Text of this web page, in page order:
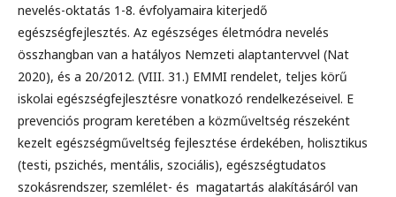
nevelés-oktatás 1-8. évfolyamaira kiterjedő
egészségfejlesztés. Az egészséges életmódra nevelés
összhangban van a hatályos Nemzeti alaptantervvel (Nat
2020), és a 20/2012. (VIII. 31.) EMMI rendelet, teljes körű
iskolai egészségfejlesztésre vonatkozó rendelkezéseivel. E
prevenciós program keretében a közműveltség részeként
kezelt egészségműveltség fejlesztése érdekében, holisztikus
(testi, pszichés, mentális, szociális), egészségtudatos
szokásrendszer, szemlélet- és magatartás alakításáról van